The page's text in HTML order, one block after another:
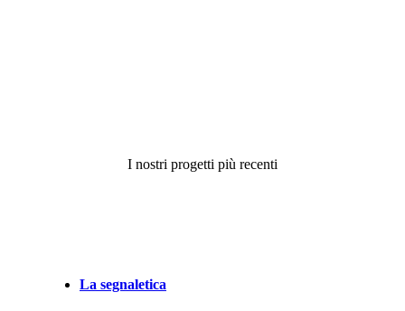
I nostri progetti più recenti
La segnaletica